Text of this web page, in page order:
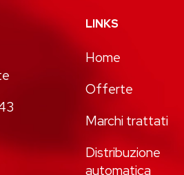
LINKS
Home
Offerte
Marchi trattati
Distribuzione
automatica